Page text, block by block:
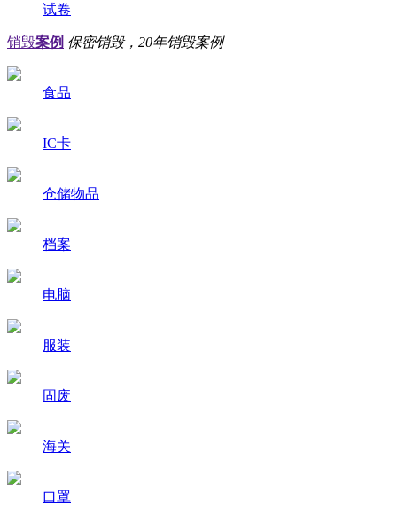
试卷
销毁案例 保密销毁，20年销毁案例
食品
IC卡
仓储物品
档案
电脑
服装
固废
海关
口罩